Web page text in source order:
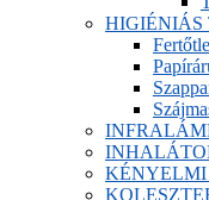
HIGIÉNIÁS
KÉNYELMI